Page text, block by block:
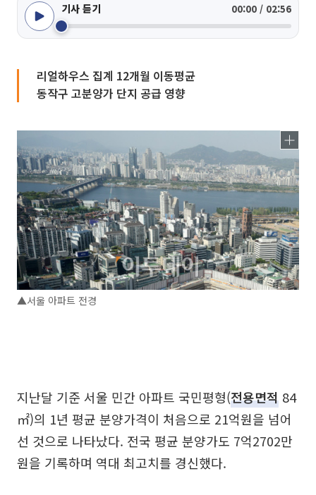
기사 듣기 00:00 / 02:56
리얼하우스 집계 12개월 이동평균
동작구 고분양가 단지 공급 영향
▲서울 아파트 전경
지난달 기준 서울 민간 아파트 국민평형(전용면적 84
㎡)의 1년 평균 분양가격이 처음으로 21억원을 넘어
선 것으로 나타났다. 전국 평균 분양가도 7억2702만
원을 기록하며 역대 최고치를 경신했다.